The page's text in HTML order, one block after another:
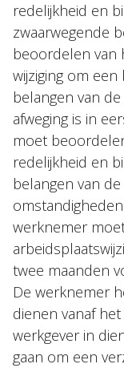
redelijkheid en
zwaarwegende
beoordelen van
wijziging om een
belangen van
afweging is in
moet
redelijkheid en
belangen van
werknemer
twee maanden
De werknemer
dienen vanaf
werkgever in
gaan om een